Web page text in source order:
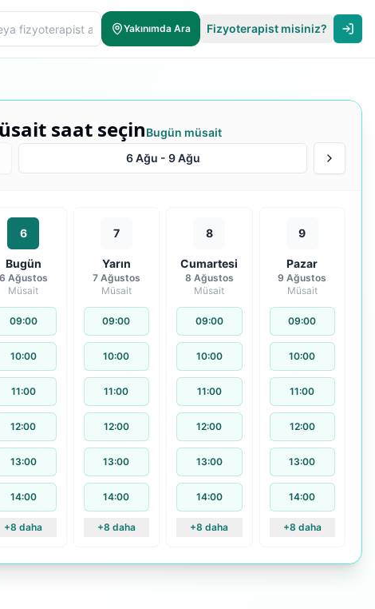
Yakınımda Ara Fizyoterapist misiniz?
saat seçinBugün müsait
6 Ağu - 9 Ağu
6
Bugün
6 Ağustos
Müsait
09:00
10:00
11:00
12:00
13:00
14:00
+8 daha
7
Yarın
7 Ağustos
Müsait
09:00
10:00
11:00
12:00
13:00
14:00
+8 daha
8
Cumartesi
8 Ağustos
Müsait
09:00
10:00
11:00
12:00
13:00
14:00
+8 daha
9
Pazar
9 Ağustos
Müsait
09:00
10:00
11:00
12:00
13:00
14:00
+8 daha